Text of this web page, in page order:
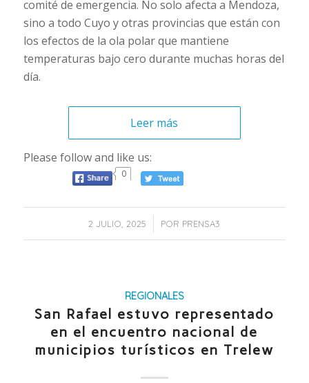
comité de emergencia. No solo afecta a Mendoza,
sino a todo Cuyo y otras provincias que están con
los efectos de la ola polar que mantiene
temperaturas bajo cero durante muchas horas del
día.
Leer más
Please follow and like us:
0
2 JULIO, 2025
/ POR PRENSA3
REGIONALES
San Rafael estuvo representado
en el encuentro nacional de
municipios turísticos en Trelew